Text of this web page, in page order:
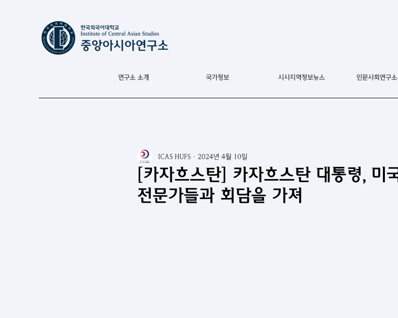
연구소 소개 국가정보 시사지역정보뉴스 인문사회연구
[카자흐스탄] 카자흐스탄 대통령, 미
전문가들과 회담을 가져
ICAS HUFS 2024년 4월 10일